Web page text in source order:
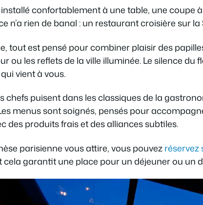
confortablement à une table, une coupe
n’a rien de banal : un restaurant croisière sur
tout est pensé pour combiner plaisir des
ou les reflets de la ville illuminée. Le silence
qui vient à vous.
chefs puisent dans les classiques de la
menus sont soignés, pensés pour
des produits frais et des alliances subtiles.
parisienne vous attire, vous pouvezréservez
cela garantit une place pour un déjeuner ou un